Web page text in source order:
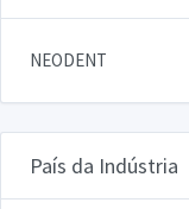
NEODENT
País da Indústria